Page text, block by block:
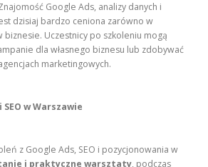
Google Ads, analizy danych i
dzisiaj bardzo ceniona zarówno w
biznesie. Uczestnicy po szkoleniu mogą
dla własnego biznesu lub zdobywać
marketingowych.
w Warszawie
z Google Ads, SEO i pozycjonowania w
i praktyczne warsztaty, podczas